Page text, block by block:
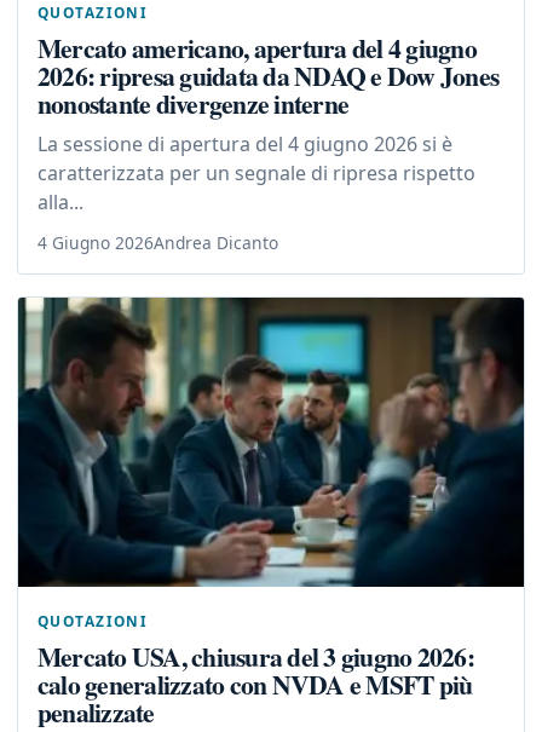
QUOTAZIONI
Mercato americano, apertura del 4 giugno
2026: ripresa guidata da NDAQ e Dow Jones
nonostante divergenze interne
La sessione di apertura del 4 giugno 2026 si è
caratterizzata per un segnale di ripresa rispetto
alla...
4 Giugno 2026Andrea Dicanto
QUOTAZIONI
Mercato USA, chiusura del 3 giugno 2026:
calo generalizzato con NVDA e MSFT più
penalizzate